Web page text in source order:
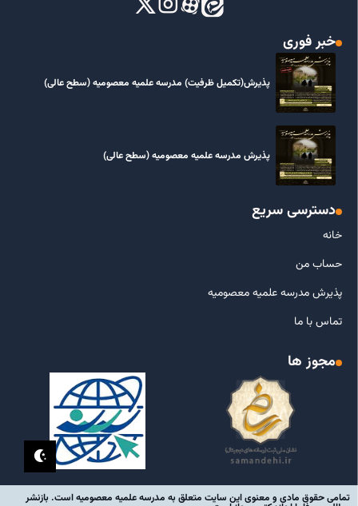
خبر فوری
پذیرش(تکمیل ظرفیت) مدرسه علمیه معصومیه‌ (سطح عالی)
پذیرش مدرسه علمیه معصومیه‌ (سطح عالی)
دسترسی سریع
خانه
حساب من
پذیرش مدرسه علمیه معصومیه
تماس با ما
مجوز ها
تمامی حقوق مادی و معنوی این سایت متعلق به مدرسه علمیه معصومیه است. بازنشر